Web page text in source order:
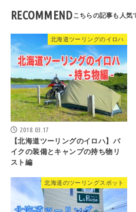
RECOMMEND
北海道ツーリングのイロハ
2018.03.17
【北海道ツーリングのイロハ】バ
イクの装備とキャンプの持ち物リ
スト編
北海道のツーリングスポット